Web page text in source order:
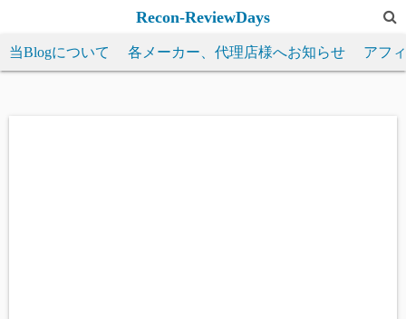
テ
Recon-ReviewDays
当Blogについて 各メーカー、代理店様へお知らせ アフ